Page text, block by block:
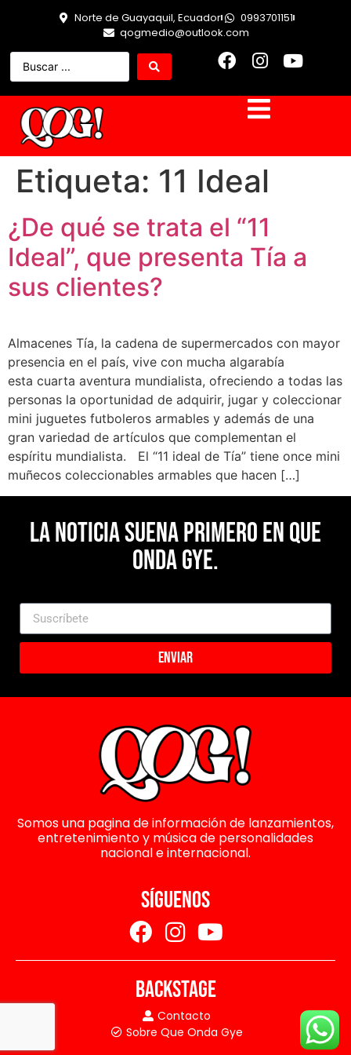
Norte de Guayaquil, Ecuador
0993701151
qogmedio@outlook.com
Etiqueta: 11 Ideal
¿De qué se trata el “11
Ideal”, que presenta Tía a
sus clientes?
Almacenes Tía, la cadena de supermercados con mayor
presencia en el país, vive con mucha algarabía
esta cuarta aventura mundialista, ofreciendo a todas las
personas la oportunidad de adquirir, jugar y coleccionar
mini juguetes futboleros armables y además de una
gran variedad de artículos que complementan el
espíritu mundialista. El “11 ideal de Tía” tiene once mini
muñecos coleccionables armables que hacen […]
La noticia suena primero en Que
Onda Gye.
Enviar
Somos una pagina de información de lanzamientos,
entretenimiento y música de personalidades
nacional e internacional.
SÍGUENOS
BACKSTAGE
Contacto
Sobre Que Onda Gye